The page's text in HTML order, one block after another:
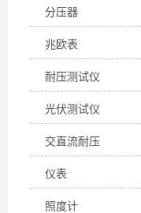
分压器
兆欧表
耐压测试仪
光伏测试仪
交直流耐压
仪表
照度计